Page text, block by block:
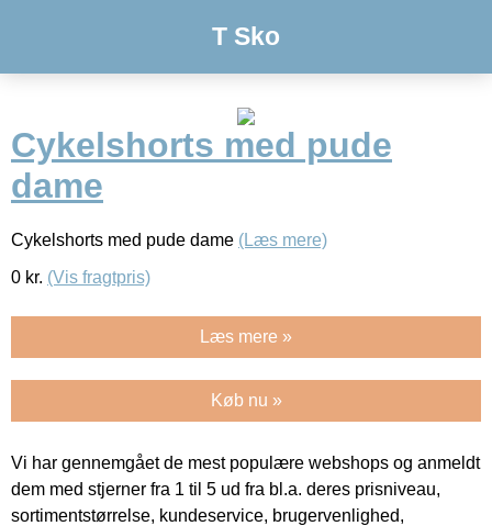
T Sko
Cykelshorts med pude
dame
Cykelshorts med pude dame (Læs mere)
0 kr. (Vis fragtpris)
Læs mere »
Køb nu »
Vi har gennemgået de mest populære webshops og anmeldt
dem med stjerner fra 1 til 5 ud fra bl.a. deres prisniveau,
sortimentstørrelse, kundeservice, brugervenlighed,